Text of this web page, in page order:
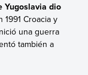
Yugoslavia dio
1991 Croacia y
una guerra
también a